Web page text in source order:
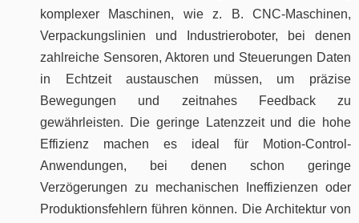
komplexer Maschinen, wie z. B. CNC-Maschinen,
Verpackungslinien und Industrieroboter, bei denen
zahlreiche Sensoren, Aktoren und Steuerungen Daten
in Echtzeit austauschen müssen, um präzise
Bewegungen und zeitnahes Feedback zu
gewährleisten. Die geringe Latenzzeit und die hohe
Effizienz machen es ideal für Motion-Control-
Anwendungen, bei denen schon geringe
Verzögerungen zu mechanischen Ineffizienzen oder
Produktionsfehlern führen können. Die Architektur von